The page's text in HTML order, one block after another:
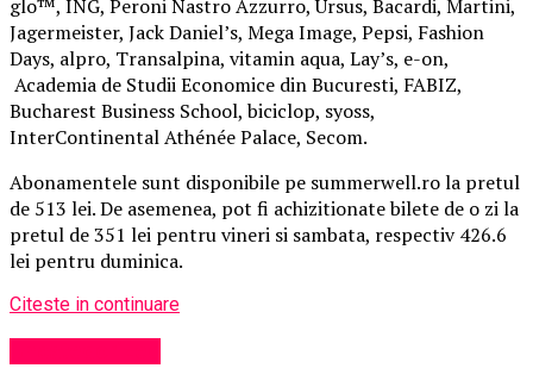
glo™, ING, Peroni Nastro Azzurro, Ursus, Bacardi, Martini,
Jagermeister, Jack Daniel’s, Mega Image, Pepsi, Fashion
Days, alpro, Transalpina, vitamin aqua, Lay’s, e-on,
Academia de Studii Economice din Bucuresti, FABIZ,
Bucharest Business School, biciclop, syoss,
InterContinental Athénée Palace, Secom.
Abonamentele sunt disponibile pe summerwell.ro la pretul
de 513 lei. De asemenea, pot fi achizitionate bilete de o zi la
pretul de 351 lei pentru vineri si sambata, respectiv 426.6
lei pentru duminica.
Citeste in continuare